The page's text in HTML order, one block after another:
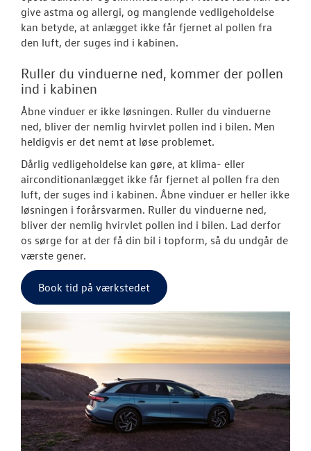
give astma og allergi, og manglende vedligeholdelse
kan betyde, at anlægget ikke får fjernet al pollen fra
den luft, der suges ind i kabinen.
Ruller du vinduerne ned, kommer der pollen
ind i kabinen
Åbne vinduer er ikke løsningen. Ruller du vinduerne
ned, bliver der nemlig hvirvlet pollen ind i bilen. Men
heldigvis er det nemt at løse problemet.
Dårlig vedligeholdelse kan gøre, at klima- eller
airconditionanlægget ikke får fjernet al pollen fra den
luft, der suges ind i kabinen. Åbne vinduer er heller ikke
løsningen i forårsvarmen. Ruller du vinduerne ned,
bliver der nemlig hvirvlet pollen ind i bilen. Lad derfor
os sørge for at der få din bil i topform, så du undgår de
værste gener.
Book tid på værkstedet